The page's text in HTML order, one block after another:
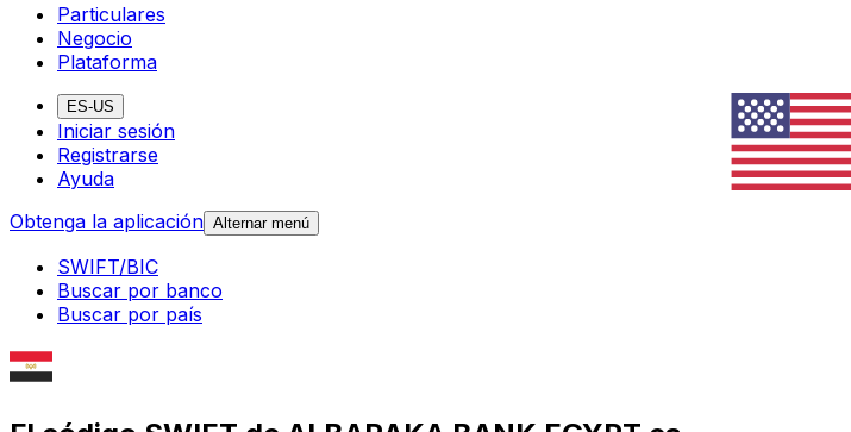
Particulares
Negocio
Plataforma
ES-US
Iniciar sesión
Registrarse
Ayuda
Obtenga la aplicación Alternar menú
SWIFT/BIC
Buscar por banco
Buscar por país